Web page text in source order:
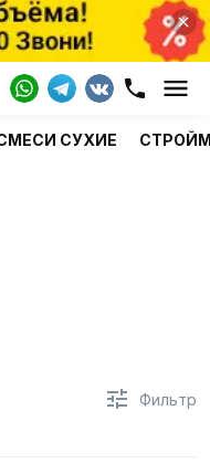
СУХИЕ
Фильтр